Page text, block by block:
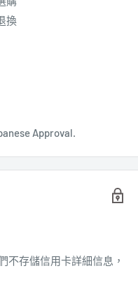
換
Approval.
不存儲信用卡詳細信息，